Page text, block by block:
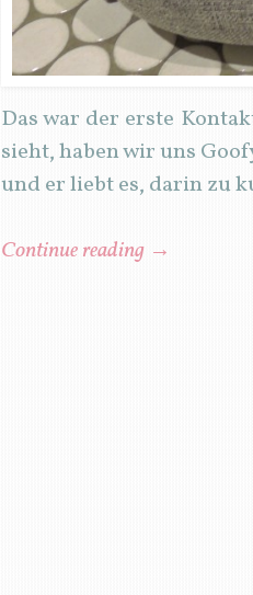
Das war der erste
sieht, haben wir uns
und er liebt es, darin zu
Continue reading →